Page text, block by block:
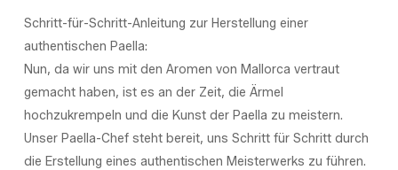
Schritt-für-Schritt-Anleitung zur Herstellung einer
authentischen Paella:
Nun, da wir uns mit den Aromen von Mallorca vertraut
gemacht haben, ist es an der Zeit, die Ärmel
hochzukrempeln und die Kunst der Paella zu meistern.
Unser Paella-Chef steht bereit, uns Schritt für Schritt durch
die Erstellung eines authentischen Meisterwerks zu führen.